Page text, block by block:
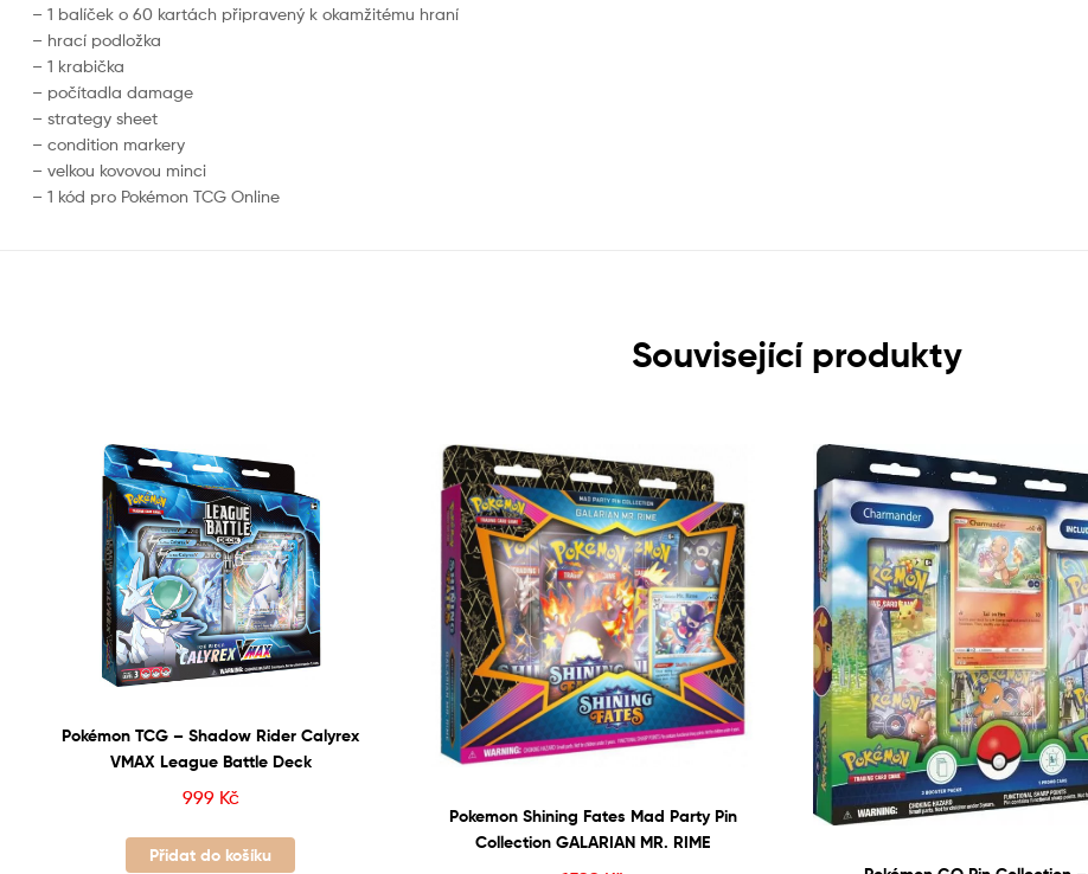
– 1 balíček o 60 kartách připravený k okamžitému hraní
– hrací podložka
– 1 krabička
– počítadla damage
– strategy sheet
– condition markery
– velkou kovovou minci
– 1 kód pro Pokémon TCG Online
Související produkty
Pokémon TCG – Shadow Rider Calyrex
VMAX League Battle Deck
999 Kč
Přidat do košíku
Pokemon Shining Fates Mad Party Pin
Collection GALARIAN MR. RIME